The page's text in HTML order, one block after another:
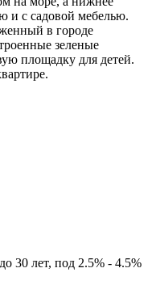
и с садовой мебелью.
в городе
зеленые
площадку для детей.
30 лет, под 2.5% - 4.5%